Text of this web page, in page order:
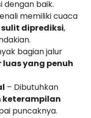
puncaknya.
Denali
pendakian Denali
matang:
harus memiliki
latihan